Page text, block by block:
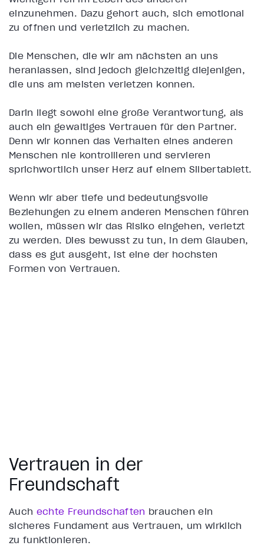
einzunehmen. Dazu gehört auch, sich emotional
zu öffnen und verletzlich zu machen.
Die Menschen, die wir am nächsten an uns
heranlassen, sind jedoch gleichzeitig diejenigen,
die uns am meisten verletzen können.
Darin liegt sowohl eine große Verantwortung, als
auch ein gewaltiges Vertrauen für den Partner.
Denn wir können das Verhalten eines anderen
Menschen nie kontrollieren und servieren
sprichwörtlich unser Herz auf einem Silbertablett.
Wenn wir aber tiefe und bedeutungsvolle
Beziehungen zu einem anderen Menschen führen
wollen, müssen wir das Risiko eingehen, verletzt
zu werden. Dies bewusst zu tun, in dem Glauben,
dass es gut ausgeht, ist eine der höchsten
Formen von Vertrauen.
Vertrauen in der
Freundschaft
Auch echte Freundschaften brauchen ein
sicheres Fundament aus Vertrauen, um wirklich
zu funktionieren.